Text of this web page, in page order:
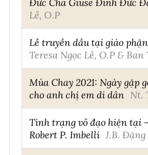
Lễ, O.P
Lễ truyền dầu tại giáo
Teresa Ngọc Lễ, O.P & Ban
Mùa Chay 2021: Ngày gặp
cho anh chị em di dân Nt.
Tình trạng vô đạo hiện tại
Robert P. Imbelli J.B.